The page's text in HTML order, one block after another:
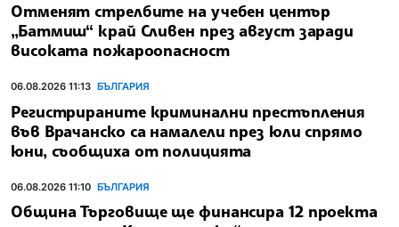
Отменят стрелбите на учебен център
„Батмиш“ край Сливен през август заради
високата пожароопасност
06.08.2026 11:13 БЪЛГАРИЯ
Регистрираните криминални престъпления
във Врачанско са намалели през юли спрямо
юни, съобщиха от полицията
06.08.2026 11:10 БЪЛГАРИЯ
Община Търговище ще финансира 12 проекта